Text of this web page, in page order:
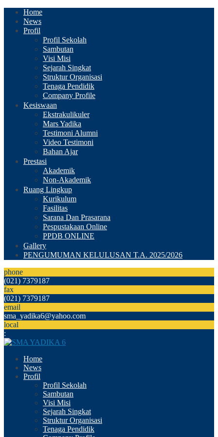
Home
News
Profil
Profil Sekolah
Sambutan
Visi Misi
Sejarah Singkat
Struktur Organisasi
Tenaga Pendidik
Company Profile
Kesiswaan
Ekstrakulikuler
Mars Yadika
Testimoni Alumni
Video Testimoni
Bahan Ajar
Prestasi
Akademik
Non-Akademik
Ruang Lingkup
Kurikulum
Fasilitas
Sarana Dan Prasarana
Pespustakaan Online
PPDB ONLINE
Gallery
PENGUMUMAN KELULUSAN T.A. 2025/2026
phone
(021) 7379187
fax
(021) 7379187
email
sma_yadika6@yahoo.com
local
:
Home
News
Profil
Profil Sekolah
Sambutan
Visi Misi
Sejarah Singkat
Struktur Organisasi
Tenaga Pendidik